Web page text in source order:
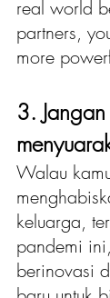
real world
partners,
more
3.
Walau
keluarga,
pandemi
berinovasi